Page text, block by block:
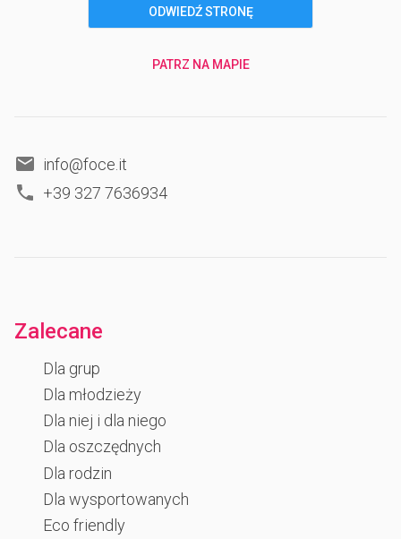
ODWIEDŹ STRONĘ
PATRZ NA MAPIE
info@foce.it
+39 327 7636934
Zalecane
Dla grup
Dla młodzieży
Dla niej i dla niego
Dla oszczędnych
Dla rodzin
Dla wysportowanych
Eco friendly